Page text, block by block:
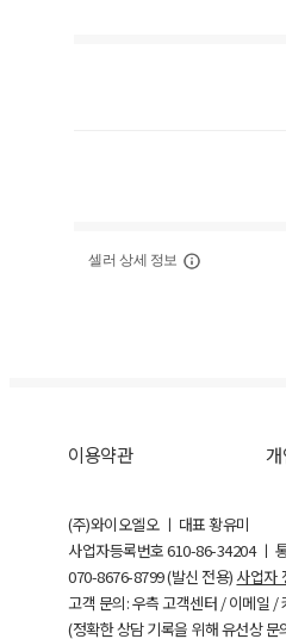
셀러 상세 정보
이용약관
(주)와이오엘오 ㅣ 대표 황유미
사업자등록번호610-86-34204ㅣ
070-8676-8799 (발신 전용) 사업자
고객 문의: 우측 고객센터 / 이메일 /
(정확한 상담 기록을 위해 유선상